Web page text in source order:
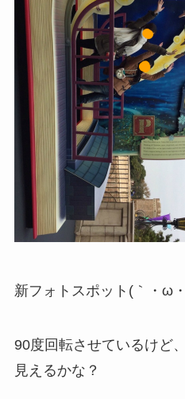
新フォトスポット(｀・ω
90度回転させているけど
見えるかな？